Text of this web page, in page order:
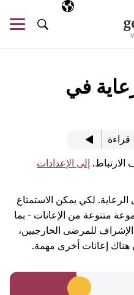
اللغة المختارة
AR
البحث
في
قراءة
إلى الإعدادات
الرعاية. لكي يمكن الاستمتاع
متنوعة من الإعانات - بما
للمرضى الخارجيين،
هناك إعانات أخرى مهمة.